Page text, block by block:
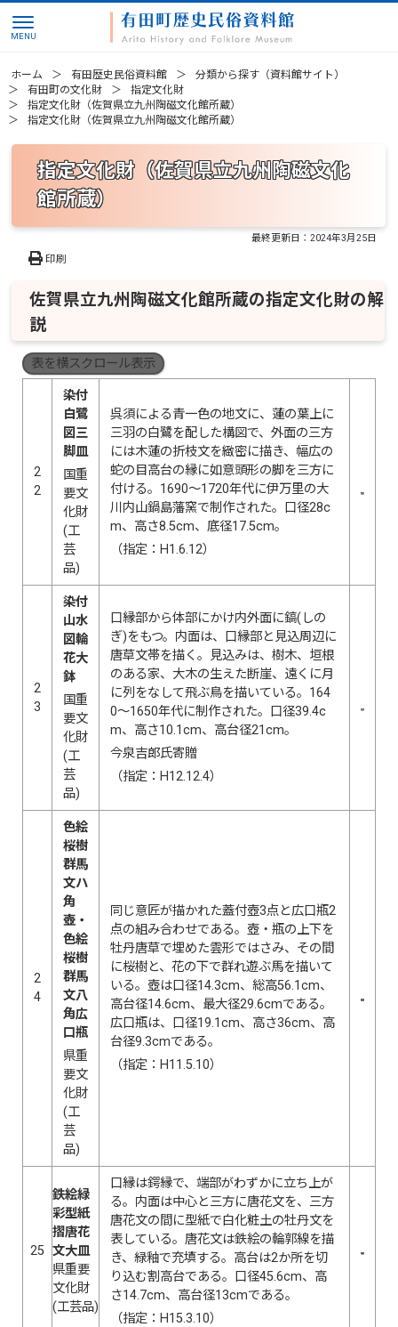
ホーム 有田歴史民俗資料館
分類から探す（資料館サイト）
有田町の文化財
指定文化財
指定文化財（佐賀県立九州陶磁文化館所蔵）
指定文化財（佐賀県立九州陶磁文化館所蔵）
指定文化財（佐賀県立九州陶磁文化
館所蔵）
最終更新日：2024年3月25日
印刷
佐賀県立九州陶磁文化館所蔵の指定文化財の解
説
表を横スクロール表示
2
2
染付
白鷺
図三
脚皿
国重
要文
化財
(工
芸
品)
呉須による青一色の地文に、蓮の葉上に
三羽の白鷺を配した構図で、外面の三方
には木蓮の折枝文を緻密に描き、幅広の
蛇の目高台の縁に如意頭形の脚を三方に
付ける。1690〜1720年代に伊万里の大
川内山鍋島藩窯で制作された。口径28c
m、高さ8.5cm、底径17.5cm。
（指定：H1.6.12）
2
3
染付
山水
図輪
花大
鉢
国重
要文
化財
(工
芸
品)
口縁部から体部にかけ内外面に鎬(しの
ぎ)をもつ。内面は、口縁部と見込周辺に
唐草文帯を描く。見込みは、樹木、垣根
のある家、大木の生えた断崖、遠くに月
に列をなして飛ぶ鳥を描いている。164
0〜1650年代に制作された。口径39.4c
m、高さ10.1cm、高台径21cm。
今泉吉郎氏寄贈
（指定：H12.12.4）
2
4
色絵
桜樹
群馬
文ハ
角
壺・
色絵
桜樹
群馬
文八
角広
口瓶
県重
要文
化財
(工
芸
品)
同じ意匠が描かれた蓋付壺3点と広口瓶2
点の組み合わせである。壺・瓶の上下を
牡丹唐草で埋めた雲形ではさみ、その間
に桜樹と、花の下で群れ遊ぶ馬を描いて
いる。壺は口径14.3cm、総高56.1cm、
高台径14.6cm、最大径29.6cmである。
広口瓶は、口径19.1cm、高さ36cm、高
台径9.3cmである。
（指定：H11.5.10）
25
鉄絵緑
彩型紙
摺唐花
文大皿
県重要
文化財
(工芸品)
口縁は鍔縁で、端部がわずかに立ち上が
る。内面は中心と三方に唐花文を、三方
唐花文の間に型紙で白化粧土の牡丹文を
表している。唐花文は鉄絵の輪郭線を描
き、緑釉で充填する。高台は2か所を切
り込む割高台である。口径45.6cm、高
さ14.7cm、高台径13cmである。
（指定：H15.3.10）